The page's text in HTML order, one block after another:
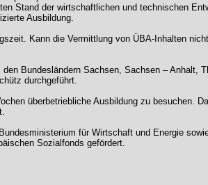
Stand der wirtschaftlichen und technischen
Ausbildung.
Kann die Vermittlung von ÜBA-Inhalten nicht
Bundesländern Sachsen, Sachsen – Anhalt,
durchgeführt.
überbetriebliche Ausbildung zu besuchen.
für Wirtschaft und Energie
Sozialfonds gefördert.